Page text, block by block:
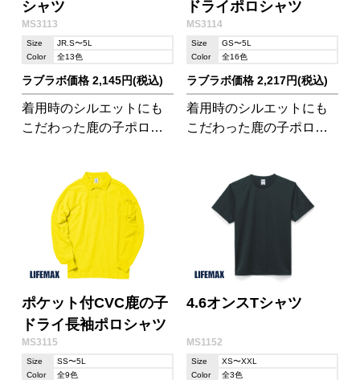
シャツ
MS3113
Size
JR.S〜5L
Color
全13色
ラブラボ価格 2,145円(税込)
着用時のシルエットにも
こだわった鹿の子ポロシ
ドライポロシャツ
MS3114
Size
GS〜5L
Color
全16色
ラブラボ価格 2,217円(税込)
着用時のシルエットにも
こだわった鹿の子ポロシ
ポケット付CVC鹿の子
ドライ長袖ポロシャツ
MS3115
Size
SS〜5L
Color
全9色
4.6オンスTシャツ
MS1152
Size
XS〜XXL
Color
全3色